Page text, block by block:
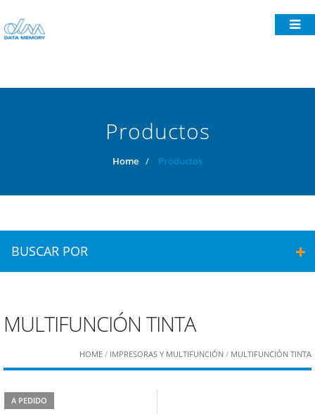
Productos
Home / Productos
BUSCAR POR
MULTIFUNCIÓN TINTA
HOME / IMPRESORAS Y MULTIFUNCIÓN / MULTIFUNCIÓN TINTA
A PEDIDO